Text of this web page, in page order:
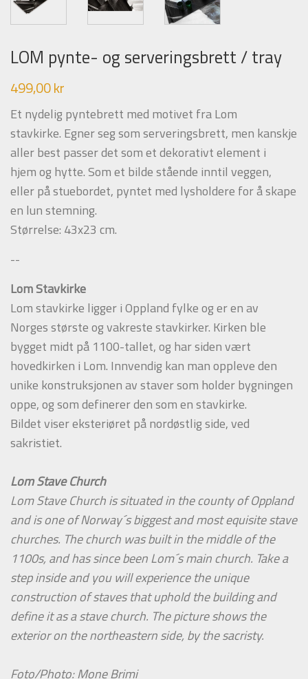
LOM pynte- og serveringsbrett / tray
Regular
price
499,00 kr
Et nydelig pyntebrett med motivet fra Lom
stavkirke. Egner seg som serveringsbrett, men kanskje
aller best passer det som et dekorativt element i
hjem og hytte. Som et bilde stående inntil veggen,
eller på stuebordet, pyntet med lysholdere for å skape
en lun stemning.
Størrelse: 43x23 cm.
--
Lom Stavkirke
Lom stavkirke ligger i Oppland fylke og er en av
Norges største og vakreste stavkirker. Kirken ble
bygget midt på 1100-tallet, og har siden vært
hovedkirken i Lom. Innvendig kan man oppleve den
unike konstruksjonen av staver som holder bygningen
oppe, og som definerer den som en stavkirke.
Bildet viser eksteriøret på nordøstlig side, ved
sakristiet.
Lom Stave Church
Lom Stave Church is situated in the county of Oppland
and is one of Norway´s biggest and most equisite stave
churches. The church was built in the middle of the
1100s, and has since been Lom´s main church. Take a
step inside and you will experience the unique
construction of staves that uphold the building and
define it as a stave church. The picture shows the
exterior on the northeastern side, by the sacristy.
Foto/Photo: Mone Brimi